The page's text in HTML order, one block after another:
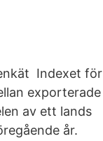
Indexet för
exporterade
av ett lands
år.